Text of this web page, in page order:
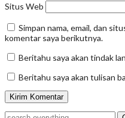
Situs Web
Simpan nama, email, dan
komentar saya berikutnya.
Beritahu saya akan tindak
Beritahu saya akan tulisan